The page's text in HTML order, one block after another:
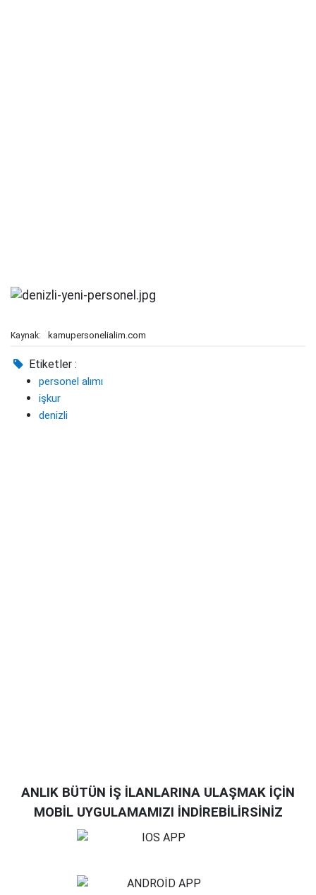
Kaynak: kamupersonelialim.com
Etiketler :
personel alımı
işkur
denizli
ANLIK BÜTÜN İŞ İLANLARINA ULAŞMAK İÇİN
MOBİL UYGULAMAMIZI İNDİREBİLİRSİNİZ